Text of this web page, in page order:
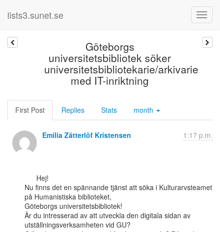
lists3.sunet.se
Göteborgs
universitetsbibliotek söker
universitetsbibliotekarie/arkivarie
med IT-inriktning
First Post Replies Stats month
Emilia Zätterlöf Kristensen 1:17 p.m.
Nu finns det en spännande tjänst att söka i Kulturarvsteamet
på Humanistiska biblioteket,
Göteborgs universitetsbibliotek!
Är du intresserad av att utveckla den digitala sidan av
utställningsverksamheten vid GU?